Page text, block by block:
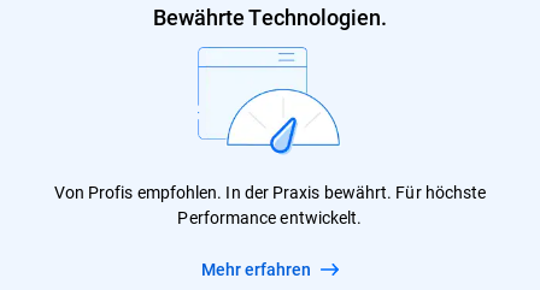
Bewährte Technologien.
Von Profis empfohlen. In der Praxis bewährt. Für höchste
Performance entwickelt.
Mehr erfahren